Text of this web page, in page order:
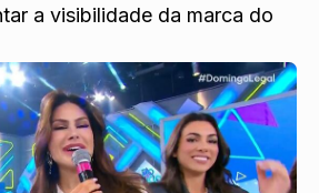
a visibilidade da marca do